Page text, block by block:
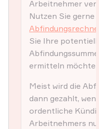
Arbeitnehmer
Nutzen Sie gerne
Abfindungsrechner
Sie Ihre potentielle
Abfindungssumme
ermitteln möchten.
Meist wird die
dann gezahlt, wenn
ordentliche
Arbeitnehmers